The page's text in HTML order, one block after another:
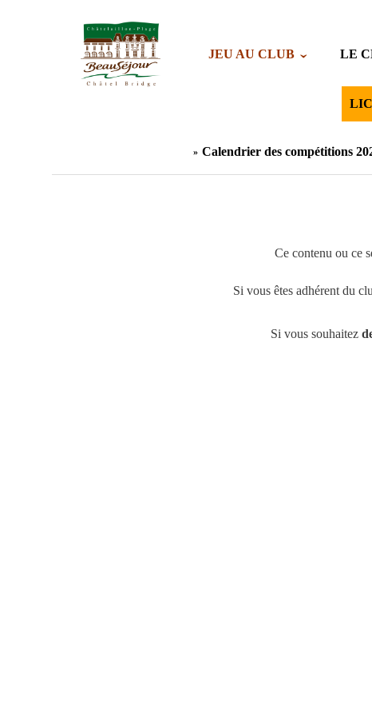
JEU AU CLUB LE
Calendrier des compétitions
Ce contenu ou ce
Si vous êtes adhérent du
Si vous souhaitez